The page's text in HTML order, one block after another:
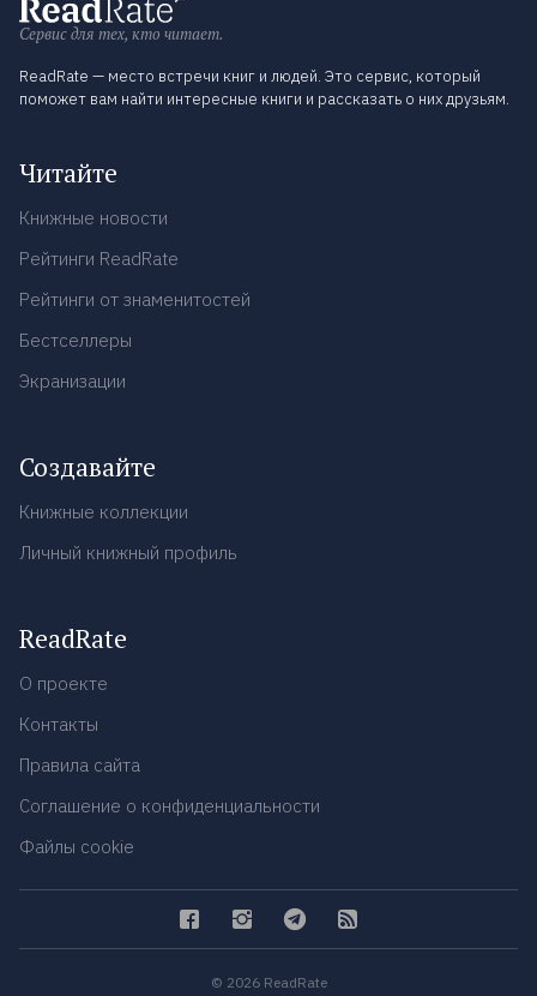
Сервис для тех, кто читает.
ReadRate — место встречи книг и людей. Это сервис, который
поможет вам найти интересные книги и рассказать о них друзьям.
Читайте
Книжные новости
Рейтинги ReadRate
Рейтинги от знаменитостей
Бестселлеры
Экранизации
Создавайте
Книжные коллекции
Личный книжный профиль
ReadRate
О проекте
Контакты
Правила сайта
Соглашение о конфиденциальности
Файлы cookie
© 2026 ReadRate